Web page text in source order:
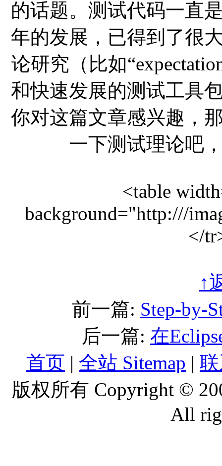
的话题。测试代码一直
年的发展，已得到了很
论研究（比如
和快速发展的测试工具
你对这篇文章感兴趣，
一下测试理论吧
<table
background="http:///
</
↑
前一篇: Step-by-
后一篇: 在
首页 | 全站 Sitemap |
版权所有 Copyright ©
All